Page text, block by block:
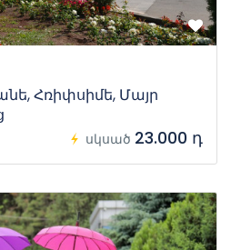
Հռիփսիմե, Մայր
սկսած 23.000 դ